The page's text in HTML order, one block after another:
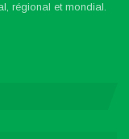
régional et mondial.